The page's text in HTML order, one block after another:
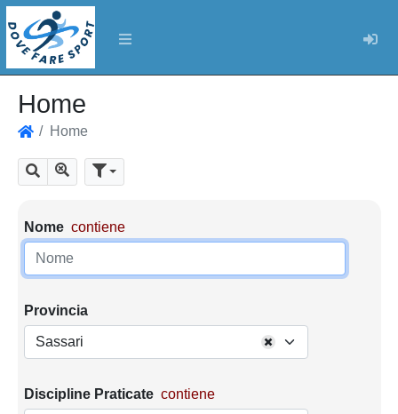
Home
Home
Cerca Mostra tutti i risultati
Parametri di ricerca
Nome contiene
Provincia
Sassari
Discipline Praticate contiene